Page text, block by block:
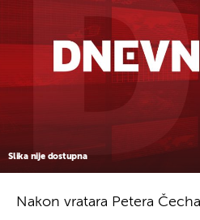
Slika nije dostupna
Nakon vratara Petera